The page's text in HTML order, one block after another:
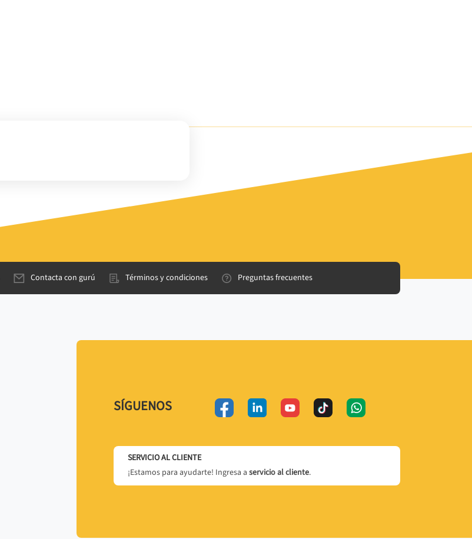
Contacta con gurú Términos y condiciones Preguntas frecuentes
SÍGUENOS
SERVICIO AL CLIENTE
¡Estamos para ayudarte! Ingresa a servicio al cliente.